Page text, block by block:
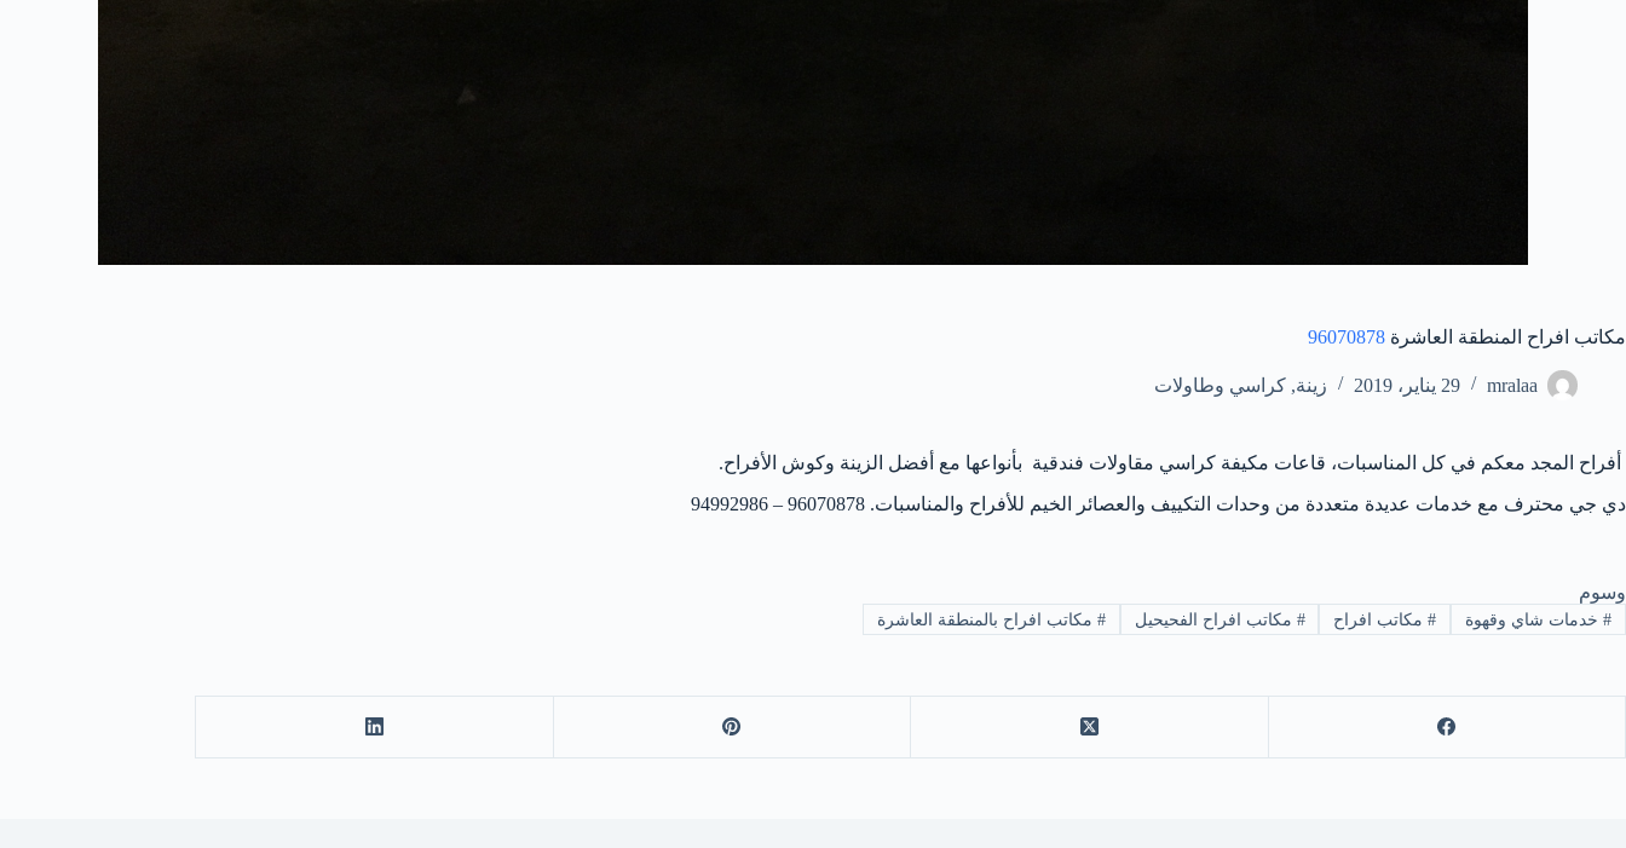
مكاتب افراح المنطقة العاشرة 96070878
mralaa 29 يناير، 2019 زينة, كراسي وطاولات
أفراح المجد معكم في كل المناسبات، قاعات مكيفة كراسي مقاولات فندقية بأنواعها مع أفضل الزينة وكوش الأفراح.
دي جي محترف مع خدمات عديدة متعددة من وحدات التكييف والعصائر الخيم للأفراح والمناسبات. 96070878 – 94992986
وسوم
#خدمات شاي وقهوة #مكاتب افراح # مكاتب افراح الفحيحيل # مكاتب افراح بالمنطقة العاشرة